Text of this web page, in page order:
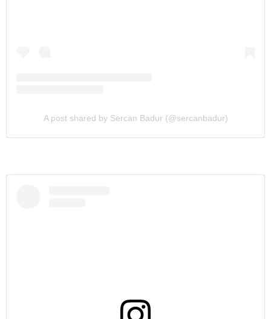
A post shared by Sercan Badur (@sercanbadur)